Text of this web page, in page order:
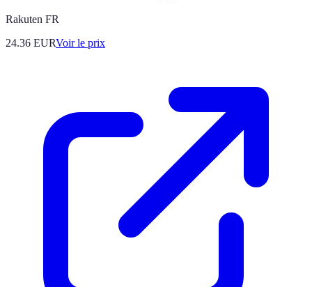
Rakuten FR
24.36 EURVoir le prix